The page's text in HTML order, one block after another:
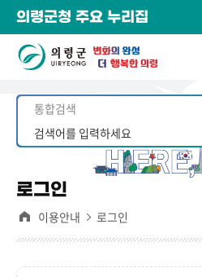
의령군청 주요 누리집
로그인
이용안내 로그인